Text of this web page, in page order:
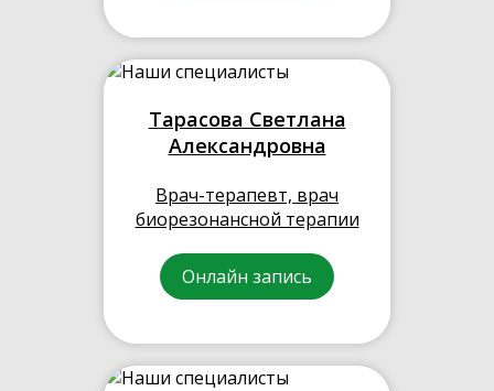
Тарасова Светлана
Александровна
Врач-терапевт, врач
биорезонансной терапии
Онлайн запись